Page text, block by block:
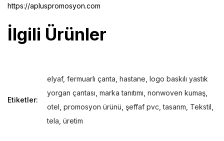
https://apluspromosyon.com
İlgili Ürünler
Etiketler:
elyaf, fermuarlı çanta hastane logo baskılı yastık
yorgan çantası marka tanıtımı nonwoven kumaş
otel promosyon ürünü şeffaf pvc ,tasarım Tekstil
tela üretim